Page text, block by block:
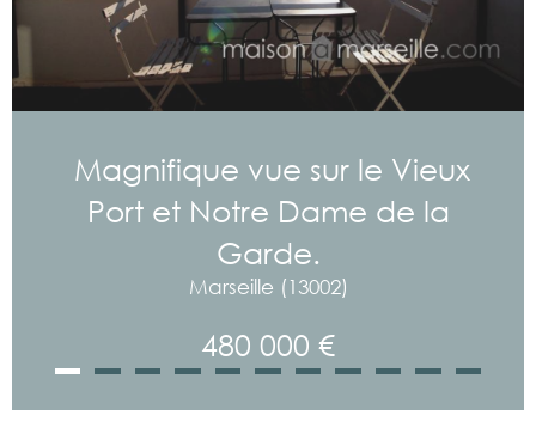
Magnifique vue sur le Vieux
Port et Notre Dame de la
Garde.
Marseille (13002)
480 000 €